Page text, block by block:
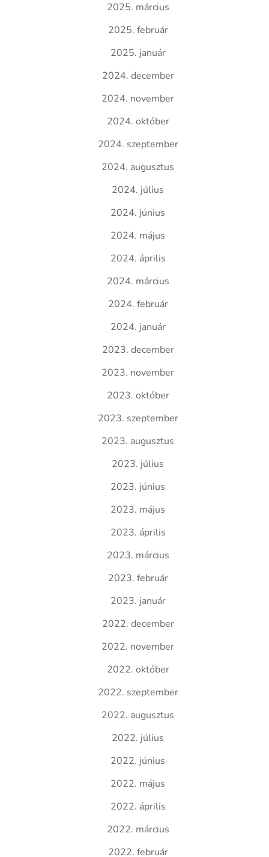
2025. március
2025. február
2025. január
2024. december
2024. november
2024. október
2024. szeptember
2024. augusztus
2024. július
2024. június
2024. május
2024. április
2024. március
2024. február
2024. január
2023. december
2023. november
2023. október
2023. szeptember
2023. augusztus
2023. július
2023. június
2023. május
2023. április
2023. március
2023. február
2023. január
2022. december
2022. november
2022. október
2022. szeptember
2022. augusztus
2022. július
2022. június
2022. május
2022. április
2022. március
2022. február